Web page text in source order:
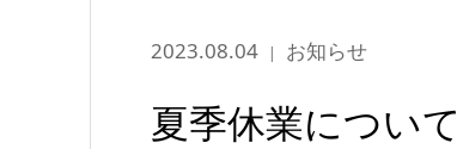
2023.08.04 お知らせ
夏季休業について